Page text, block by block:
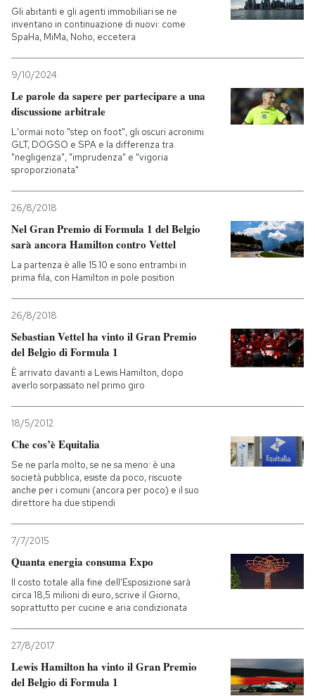
Gli abitanti e gli agenti immobiliari se ne
inventano in continuazione di nuovi: come
SpaHa, MiMa, Noho, eccetera
9/10/2024
Le parole da sapere per partecipare a una
discussione arbitrale
L'ormai noto "step on foot", gli oscuri acronimi
GLT, DOGSO e SPA e la differenza tra
"negligenza", "imprudenza" e "vigoria
sproporzionata"
26/8/2018
Nel Gran Premio di Formula 1 del Belgio
sarà ancora Hamilton contro Vettel
La partenza è alle 15.10 e sono entrambi in
prima fila, con Hamilton in pole position
26/8/2018
Sebastian Vettel ha vinto il Gran Premio
del Belgio di Formula 1
È arrivato davanti a Lewis Hamilton, dopo
averlo sorpassato nel primo giro
18/5/2012
Che cos’è Equitalia
Se ne parla molto, se ne sa meno: è una
società pubblica, esiste da poco, riscuote
anche per i comuni (ancora per poco) e il suo
direttore ha due stipendi
7/7/2015
Quanta energia consuma Expo
Il costo totale alla fine dell'Esposizione sarà
circa 18,5 milioni di euro, scrive il Giorno,
soprattutto per cucine e aria condizionata
27/8/2017
Lewis Hamilton ha vinto il Gran Premio
del Belgio di Formula 1